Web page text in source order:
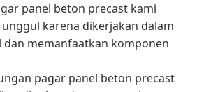
panel beton precast kami
karena dikerjakan dalam
memanfaatkan komponen
pagar panel beton precast